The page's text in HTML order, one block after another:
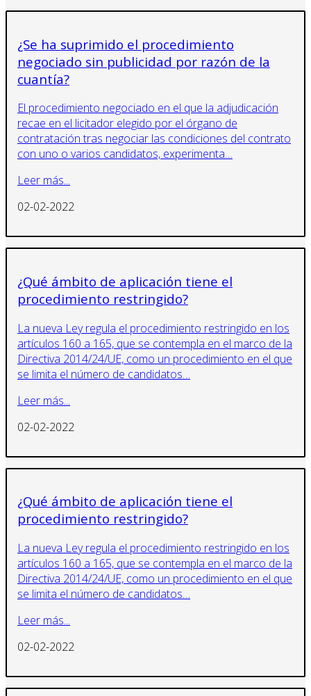
¿Se ha suprimido el procedimiento
negociado sin publicidad por razón de la
cuantía?
El procedimiento negociado en el que la adjudicación
recae en el licitador elegido por el órgano de
contratación tras negociar las condiciones del contrato
con uno o varios candidatos, experimenta…
Leer más...
02-02-2022
¿Qué ámbito de aplicación tiene el
procedimiento restringido?
La nueva Ley regula el procedimiento restringido en los
artículos 160 a 165, que se contempla en el marco de la
Directiva 2014/24/UE, como un procedimiento en el que
se limita el número de candidatos…
Leer más...
02-02-2022
¿Qué ámbito de aplicación tiene el
procedimiento restringido?
La nueva Ley regula el procedimiento restringido en los
artículos 160 a 165, que se contempla en el marco de la
Directiva 2014/24/UE, como un procedimiento en el que
se limita el número de candidatos…
Leer más...
02-02-2022